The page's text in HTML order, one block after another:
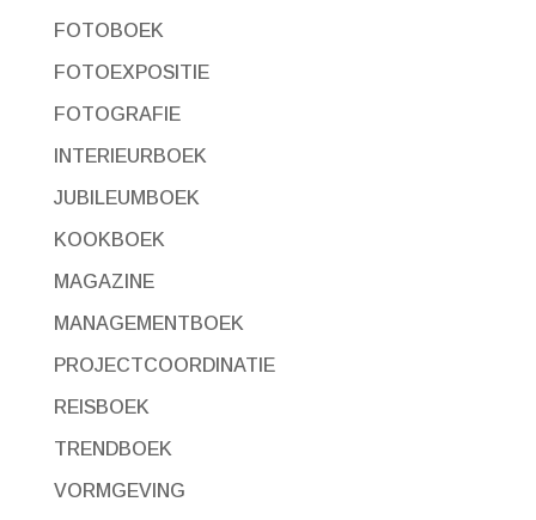
FOTOBOEK
FOTOEXPOSITIE
FOTOGRAFIE
INTERIEURBOEK
JUBILEUMBOEK
KOOKBOEK
MAGAZINE
MANAGEMENTBOEK
PROJECTCOORDINATIE
REISBOEK
TRENDBOEK
VORMGEVING